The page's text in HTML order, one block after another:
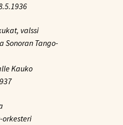
valssi
Sonoran Tango-
Kauko
orkesteri